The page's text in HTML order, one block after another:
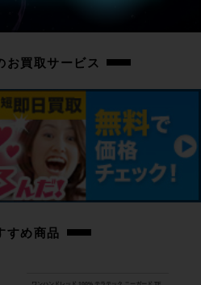
別途ご用意下さい。
※出品後に店頭にて展示しておりますの
どの付属品に関しては写真に写っている
ください。
お買取サービス
すめ商品